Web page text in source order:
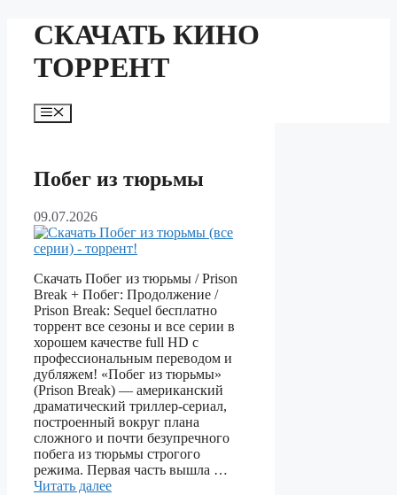
Перейти
содержимому
СКАЧАТЬ КИНО
ТОРРЕНТ
Меню
Побег из тюрьмы
09.07.2026
Скачать Побег из тюрьмы / Prison
Break + Побег: Продолжение /
Prison Break: Sequel бесплатно
торрент все сезоны и все серии в
хорошем качестве full HD с
профессиональным переводом и
дубляжем! «Побег из тюрьмы»
(Prison Break) — американский
драматический триллер‑сериал,
построенный вокруг плана
сложного и почти безупречного
побега из тюрьмы строгого
режима. Первая часть вышла …
Читать далее